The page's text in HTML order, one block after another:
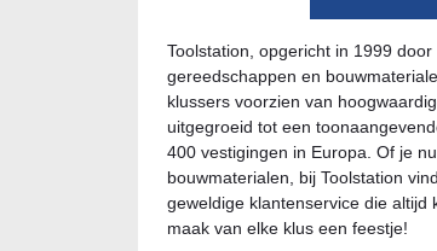
Toolstation, opgericht in 1999
gereedschappen en
klussers voorzien van
uitgegroeid tot een
400 vestigingen in Europa. Of je
bouwmaterialen, bij Toolstation
geweldige klantenservice die altijd
maak van elke klus een feestje!